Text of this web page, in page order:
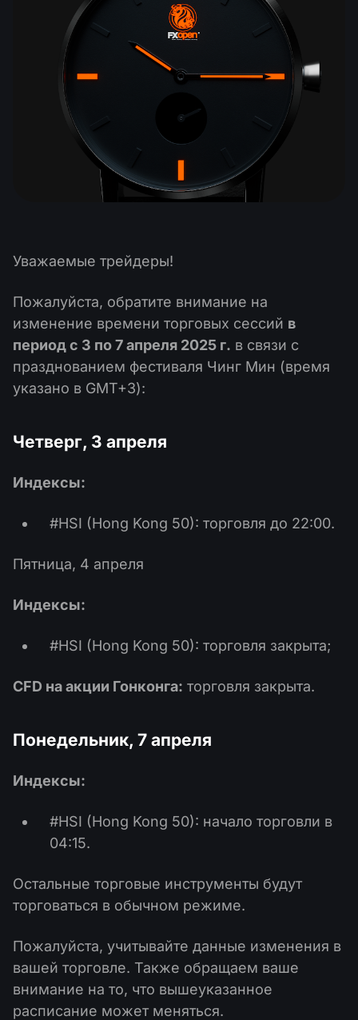
PAMM ECN
Провайдеры и Подписчики
Конкурсы Форекс
Криптовалюта
Календарь дивидендов
Форум Трейдеров
База знаний
Что такое торговля CFD?
Что такое ECN торговля?
Что такое Форекс брокер?
Почему мы?
История
Связаться с нами
Уважаемые трейдеры!
Пожалуйста, обратите внимание на
изменение времени торговых сессий в
период с 3 по 7 апреля 2025 г. в связи с
празднованием фестиваля Чинг Мин (время
указано в GMT+3):
Четверг, 3 апреля
Индексы:
#HSI (Hong Kong 50): торговля до 22:00.
Пятница, 4 апреля
Индексы:
#HSI (Hong Kong 50): торговля закрыта;
CFD на акции Гонконга: торговля закрыта.
Понедельник, 7 апреля
Индексы:
#HSI (Hong Kong 50): начало торговли в
04:15.
Остальные торговые инструменты будут
торговаться в обычном режиме.
Пожалуйста, учитывайте данные изменения в
вашей торговле. Также обращаем ваше
внимание на то, что вышеуказанное
расписание может меняться.